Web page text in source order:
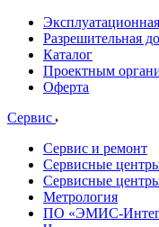
Разрешительная
Каталог
Проектным
Оферта
Сервис
Сервис и ремонт
Сервисные
Сервисные
Метрология
ПО «ЭМИС-